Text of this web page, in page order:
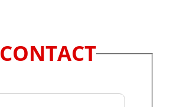
CONTACT